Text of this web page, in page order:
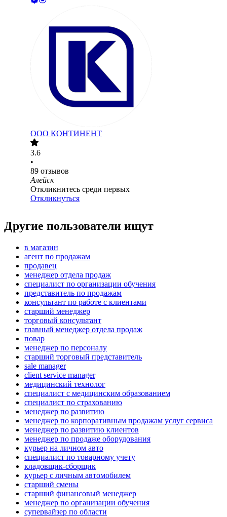
ООО КОНТИНЕНТ
3.6
•
89 отзывов
Алейск
Откликнитесь среди первых
Откликнуться
Другие пользователи ищут
в магазин
агент по продажам
продавец
менеджер отдела продаж
специалист по организации обучения
представитель по продажам
консультант по работе с клиентами
старший менеджер
торговый консультант
главный менеджер отдела продаж
повар
менеджер по персоналу
старший торговый представитель
sale manager
client service manager
медицинский технолог
специалист с медицинским образованием
специалист по страхованию
менеджер по развитию
менеджер по корпоративным продажам услуг сервиса
менеджер по развитию клиентов
менеджер по продаже оборудования
курьер на личном авто
специалист по товарному учету
кладовщик-сборщик
курьер с личным автомобилем
старший смены
старший финансовый менеджер
менеджер по организации обучения
супервайзер по области